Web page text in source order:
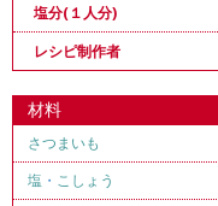
塩分(１人分)
レシピ制作者
材料
さつまいも
塩 ・ こしょう